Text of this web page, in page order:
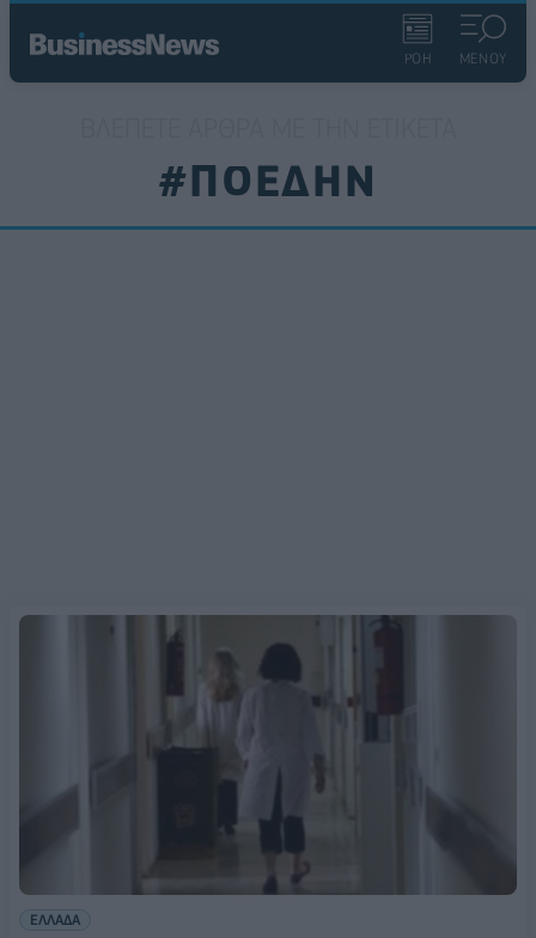
ΡΟΗ ΜΕΝΟΥ
#ΠΟΕΔΗΝ
ΕΛΛΑΔΑ